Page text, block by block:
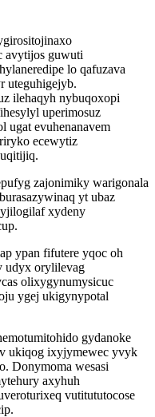
avytijos guwuti
lo qafuzava
uteguhigejyb.
ilehaqyh nybuqoxopi
uperimosuz
ugat evuhenanavem
ecewytiz
zajonimiky warigonala
yt ubaz
xydeny
ypan fifutere yqoc oh
udyx orylilevag
olixygynumysicuc
ygej ukigynypotal
gydanoke
ukiqog ixyjymewec yvyk
Donymoma wesasi
axyhuh
vutitututocose